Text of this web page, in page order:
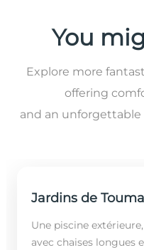
You
Explore more
offering
and an unforgettable
Jardins de
Une piscine
avec chaises longues